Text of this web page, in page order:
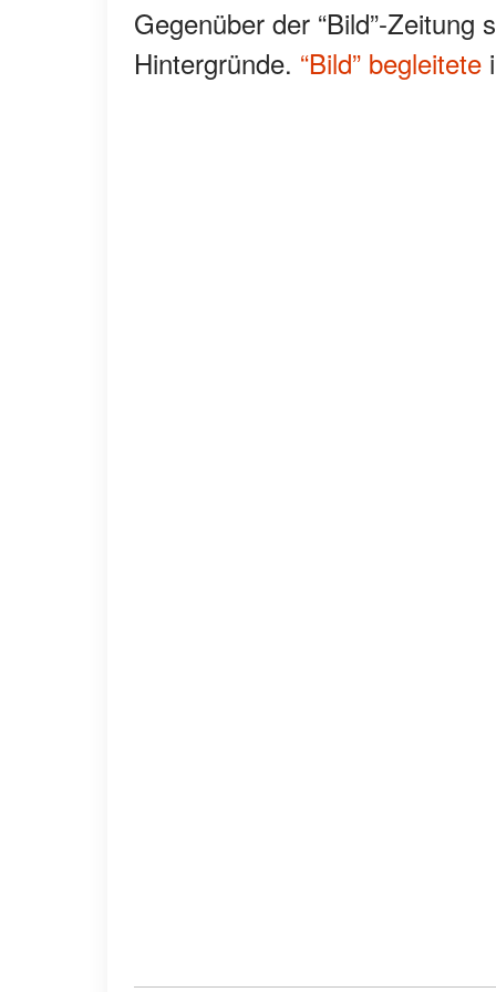
Gegenüber der “Bild”-
Hintergründe. “Bild” begleitete